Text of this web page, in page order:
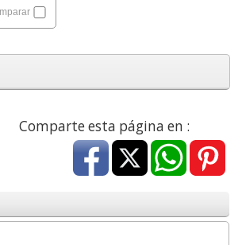
Comparte esta página en :